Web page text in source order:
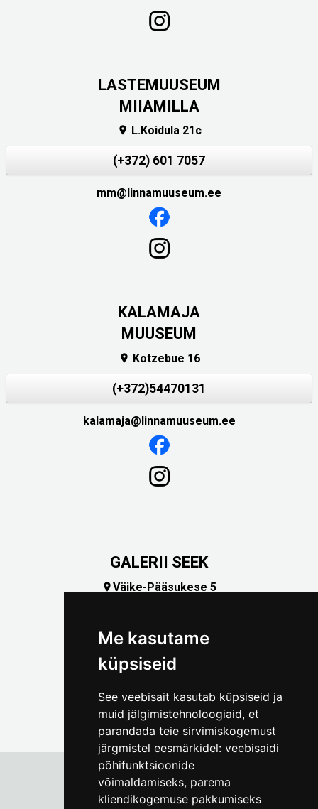
Me kasutame
küpsiseid
See veebisait kasutab küpsiseid ja
muid jälgimistehnoloogiaid, et
parandada teie sirvimiskogemust
järgmistel eesmärkidel: veebisaidi
põhifunktsioonide
võimaldamiseks, parema
kliendikogemuse pakkumiseks
LASTEMUUSEUM
MIIAMILLA
 L.Koidula 21c
(+372) 601 7057
mm@linnamuuseum.ee
KALAMAJA
MUUSEUM
 Kotzebue 16
(+372)54470131
kalamaja@linnamuuseum.ee
GALERII SEEK
Väike-Pääsukese 5
Tallinna Linnamuuseum